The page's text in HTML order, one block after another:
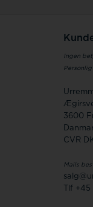
Ingen
3600
CVR
Mails
Tlf